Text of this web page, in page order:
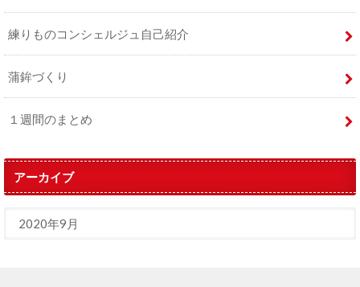
練りものコンシェルジュ自己紹介
蒲鉾づくり
１週間のまとめ
アーカイブ